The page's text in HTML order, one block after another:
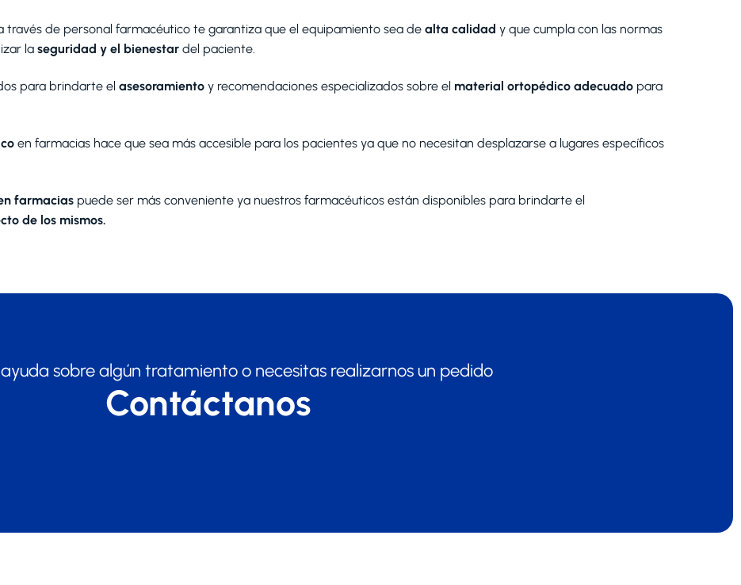
través de personal farmacéutico te garantiza que el equipamiento sea dealta calidad y que cumpla con las normas
laseguridad y el bienestar del paciente.
para brindarte elasesoramiento y recomendaciones especializados sobre el material ortopédico adecuado para
en farmacias hace que sea más accesible para los pacientes ya que no necesitan desplazarse a lugares específicos
farmacias puede ser más conveniente ya nuestros farmacéuticos están disponibles para brindarte el
de los mismos.
sobre algún tratamiento o necesitas realizarnos un pedido
Contáctanos